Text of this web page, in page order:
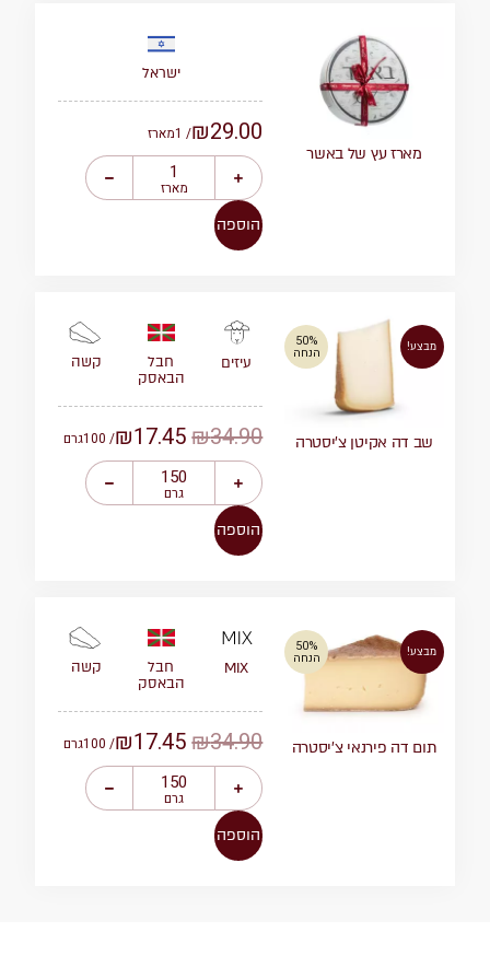
מארז עץ של באשר
ישראל
₪29.00
/ 1 מארז
מארז
הוספה
מבצע! 50%
הנחה
שב דה אקיטן צ’יסטרה
עיזים
חבל
הבאסק
קשה
₪34.90
₪17.45
/ 100 גרם
גרם
הוספה
מבצע! 50%
הנחה
תום דה פירנאי צ’יסטרה
MIX
חבל
הבאסק
קשה
₪34.90
₪17.45
/ 100 גרם
גרם
הוספה